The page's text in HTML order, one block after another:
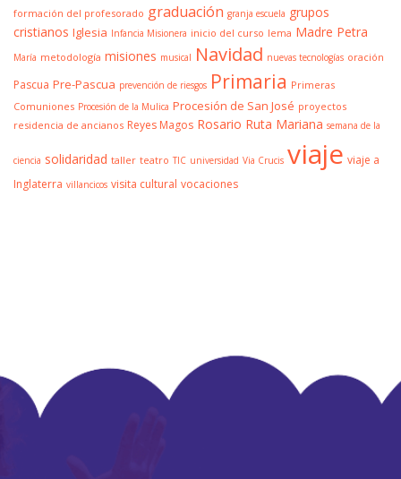
formación del profesorado graduación granja escuela grupos
cristianos Iglesia Infancia Misionera inicio del curso lema Madre Petra
María metodología misiones musical Navidad nuevas tecnologías oración
Pascua Pre-Pascua prevención de riesgos Primaria Primeras
Comuniones Procesión de la Mulica Procesión de San José proyectos
residencia de ancianos Reyes Magos Rosario Ruta Mariana semana de la
ciencia solidaridad taller teatro TIC universidad Via Crucis viaje viaje a
Inglaterra villancicos visita cultural vocaciones